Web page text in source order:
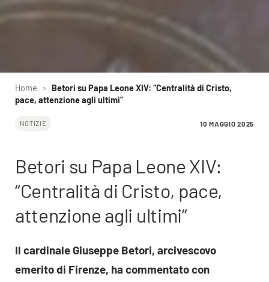
Home » Betori su Papa Leone XIV: “Centralità di Cristo,
pace, attenzione agli ultimi”
NOTIZIE 10 MAGGIO 2025
Betori su Papa Leone XIV:
“Centralità di Cristo, pace,
attenzione agli ultimi”
Il cardinale Giuseppe Betori, arcivescovo
emerito di Firenze, ha commentato con